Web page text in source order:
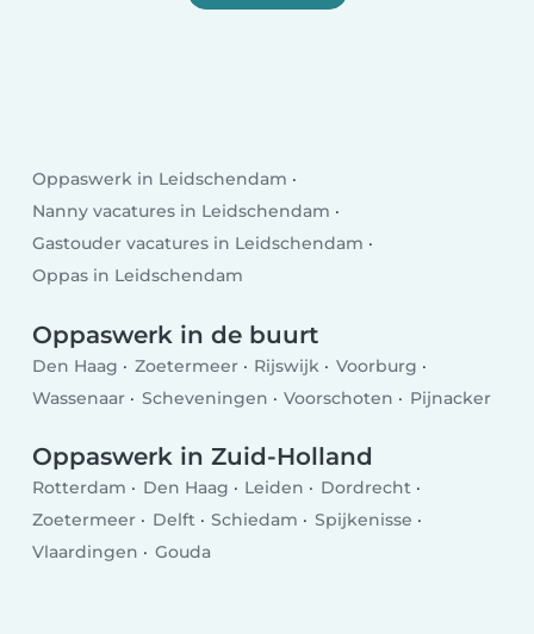
Oppaswerk in Leidschendam
Nanny vacatures in Leidschendam
Gastouder vacatures in Leidschendam
Oppas in Leidschendam
Oppaswerk in de buurt
Den Haag Zoetermeer Rijswijk
Voorburg
Wassenaar
Scheveningen Voorschoten Pijnacker
Oppaswerk in Zuid-Holland
Rotterdam Den Haag Leiden
Dordrecht
Zoetermeer
Delft Schiedam
Spijkenisse
Vlaardingen
Gouda